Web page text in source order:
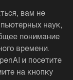
вам не
наук,
понимание
времени.
и посетите
на кнопку